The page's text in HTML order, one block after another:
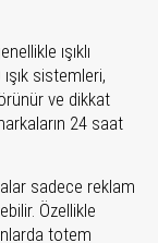
ışıklı
sistemleri,
ve dikkat
24 saat
sadece reklam
Özellikle
totem